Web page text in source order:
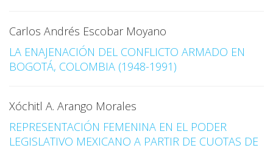
Carlos Andrés Escobar Moyano
LA ENAJENACIÓN DEL CONFLICTO ARMADO EN
BOGOTÁ, COLOMBIA (1948-1991)
Xóchitl A. Arango Morales
REPRESENTACIÓN FEMENINA EN EL PODER
LEGISLATIVO MEXICANO A PARTIR DE CUOTAS DE